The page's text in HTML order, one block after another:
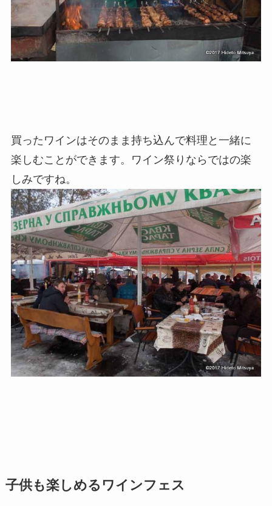
買ったワインはそのまま持ち込んで料理と一緒に
楽しむことができます。ワイン祭りならではの楽
しみですね。
子供も楽しめるワインフェス